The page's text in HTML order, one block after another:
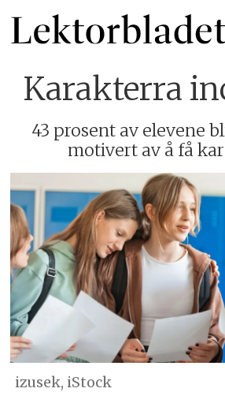
Karakterra
43 prosent av elevene
motivert av å få
izusek, iStock